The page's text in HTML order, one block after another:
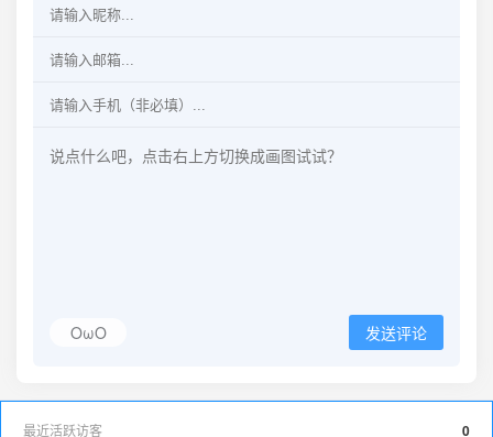
OωO 发送评论
0
最近活跃访客